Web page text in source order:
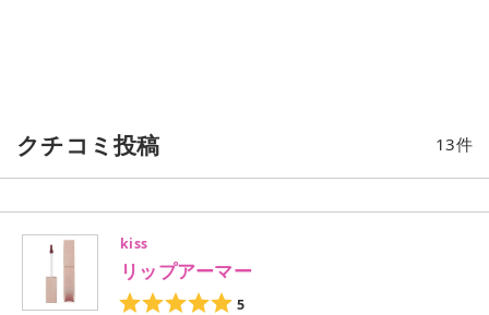
クチコミ投稿 13件
kiss
リップアーマー
5